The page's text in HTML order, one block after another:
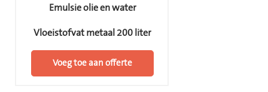
Emulsie olie en water
Vloeistofvat metaal 200 liter
Voeg toe aan offerte